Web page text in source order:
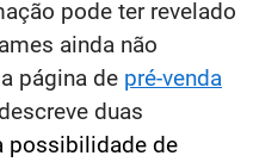
pode ter revelado
ainda não
página de pré-venda
duas
possibilidade de